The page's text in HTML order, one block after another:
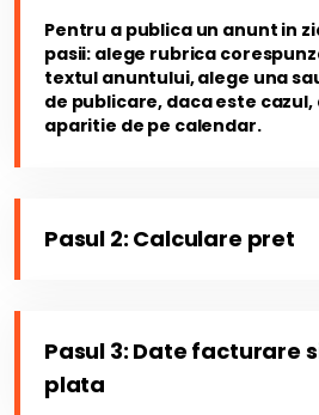
Pentru a publica un anunt in
pasii: alege rubrica
textul anuntului, alege una
de publicare, daca este
aparitie de pe calendar.
Pasul 2: Calculare pret
Pasul 3: Date facturare
plata